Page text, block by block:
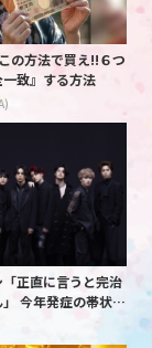
の方法で買え!!６つ
致』する方法
正直に言うと完治
今年発症の帯状疱
状について本心告